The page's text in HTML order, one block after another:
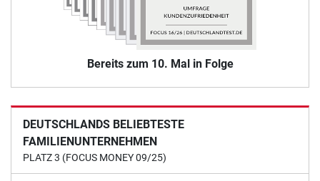
Bereits zum 10. Mal in Folge
DEUTSCHLANDS BELIEBTESTE
FAMILIENUNTERNEHMEN
PLATZ 3 (FOCUS MONEY 09/25)